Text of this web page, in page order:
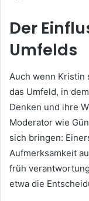
Der
Umfelds
Auch wenn Kristin
das Umfeld, in
Denken und ihre
Moderator wie
sich bringen:
Aufmerksamkeit
früh
etwa die